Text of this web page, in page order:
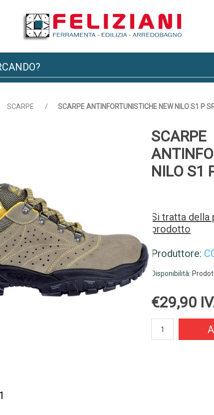
SCARPE / SCARPE ANTINFORTUNISTICHE NEW NILO S1 P
SCARPE
NILO S1
Si tratta della
prodotto
Produttore:
Disponibilità:
€29,90